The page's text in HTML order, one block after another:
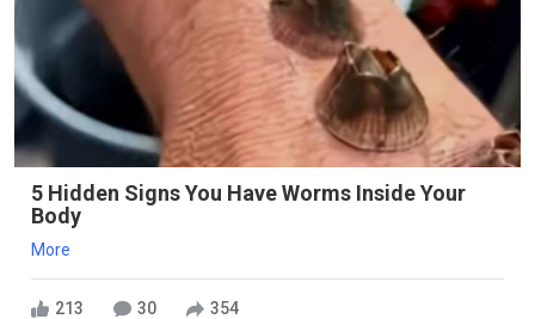
5 Hidden Signs You Have Worms Inside Your
Body
More
213 30 354